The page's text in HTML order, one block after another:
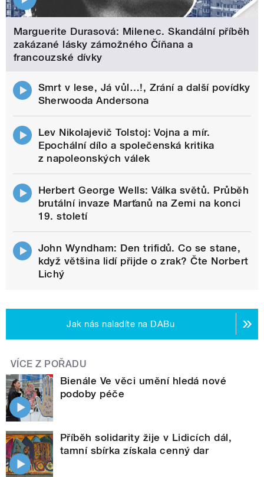
Marguerite Durasová: Milenec. Skandální příběh
zakázané lásky zámožného Číňana a
francouzské dívky
Smrt v lese, Já vůl…!, Zrání a další povídky
Sherwooda Andersona
Lev Nikolajevič Tolstoj: Vojna a mír.
Epochální dílo a společenská kritika
z napoleonských válek
Herbert George Wells: Válka světů. Průběh
brutální invaze Marťanů na Zemi na konci
19. století
John Wyndham: Den trifidů. Co se stane,
když většina lidí přijde o zrak? Čte Norbert
Lichý
Jak nás naladíte na DABu
VÍCE Z POŘADU
Bienále Ve věci umění hledá nové
podoby péče
Příběh solidarity žije v Lidicích dál,
tamní sbírka získala cenný dar